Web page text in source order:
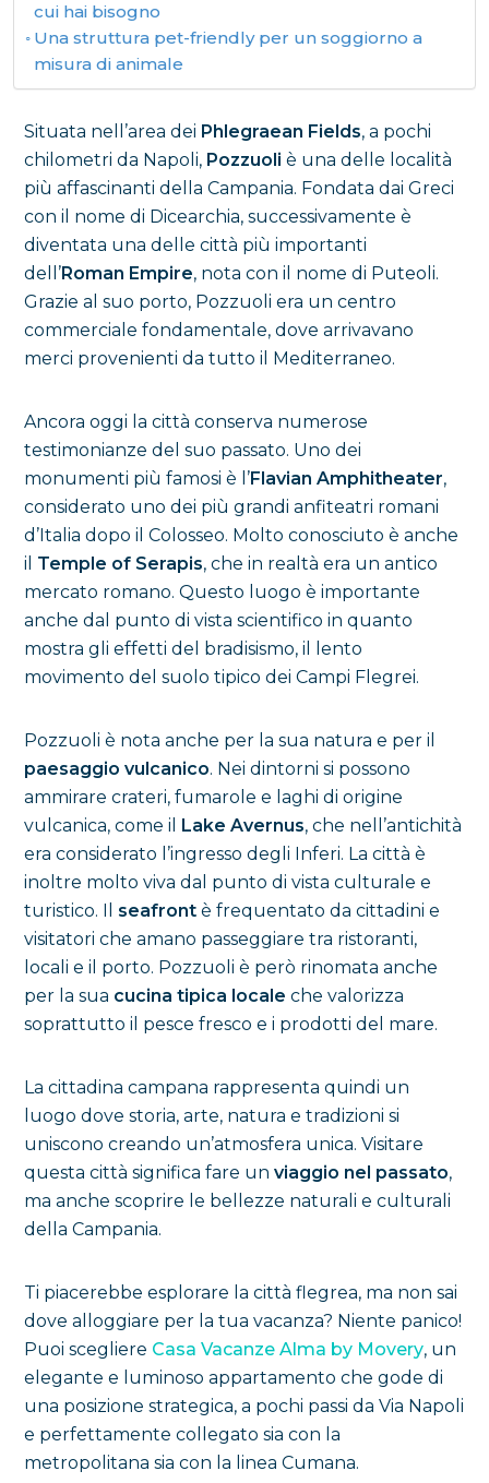
cui hai bisogno
Una struttura pet-friendly per un soggiorno a
misura di animale
Situata nell’area dei Phlegraean Fields, a pochi
chilometri da Napoli, Pozzuoli è una delle località
più affascinanti della Campania. Fondata dai Greci
con il nome di Dicearchia, successivamente è
diventata una delle città più importanti
dell’Roman Empire, nota con il nome di Puteoli.
Grazie al suo porto, Pozzuoli era un centro
commerciale fondamentale, dove arrivavano
merci provenienti da tutto il Mediterraneo.
Ancora oggi la città conserva numerose
testimonianze del suo passato. Uno dei
monumenti più famosi è l’Flavian Amphitheater,
considerato uno dei più grandi anfiteatri romani
d’Italia dopo il Colosseo. Molto conosciuto è anche
il Temple of Serapis, che in realtà era un antico
mercato romano. Questo luogo è importante
anche dal punto di vista scientifico in quanto
mostra gli effetti del bradisismo, il lento
movimento del suolo tipico dei Campi Flegrei.
Pozzuoli è nota anche per la sua natura e per il
paesaggio vulcanico. Nei dintorni si possono
ammirare crateri, fumarole e laghi di origine
vulcanica, come il Lake Avernus, che nell’antichità
era considerato l’ingresso degli Inferi. La città è
inoltre molto viva dal punto di vista culturale e
turistico. Il seafront è frequentato da cittadini e
visitatori che amano passeggiare tra ristoranti,
locali e il porto. Pozzuoli è però rinomata anche
per la sua cucina tipica locale che valorizza
soprattutto il pesce fresco e i prodotti del mare.
La cittadina campana rappresenta quindi un
luogo dove storia, arte, natura e tradizioni si
uniscono creando un’atmosfera unica. Visitare
questa città significa fare un viaggio nel passato,
ma anche scoprire le bellezze naturali e culturali
della Campania.
Ti piacerebbe esplorare la città flegrea, ma non sai
dove alloggiare per la tua vacanza? Niente panico!
Puoi scegliere Casa Vacanze Alma by Movery, un
elegante e luminoso appartamento che gode di
una posizione strategica, a pochi passi da Via Napoli
e perfettamente collegato sia con la
metropolitana sia con la linea Cumana.